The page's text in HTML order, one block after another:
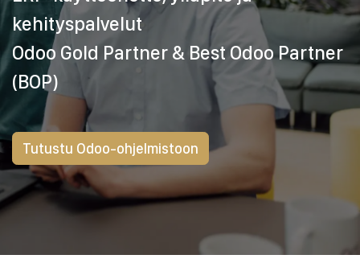
kehityspalvelut
Odoo Gold Partner & Best Odoo Partner
(BOP)
Tutustu Odoo-ohjelmistoon